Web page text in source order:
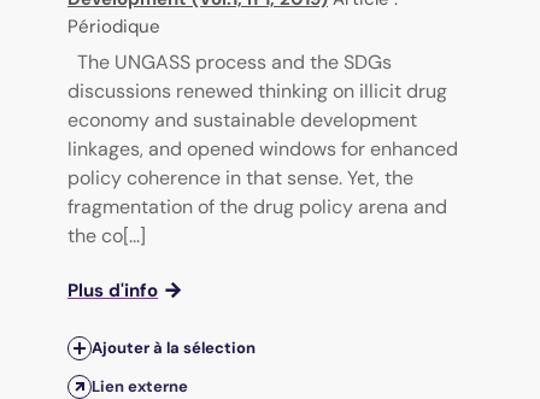
Périodique
The UNGASS process and the SDGs
discussions renewed thinking on illicit drug
economy and sustainable development
linkages, and opened windows for enhanced
policy coherence in that sense. Yet, the
fragmentation of the drug policy arena and
the co[...]
Plus d'info
Ajouter à la sélection
Lien externe